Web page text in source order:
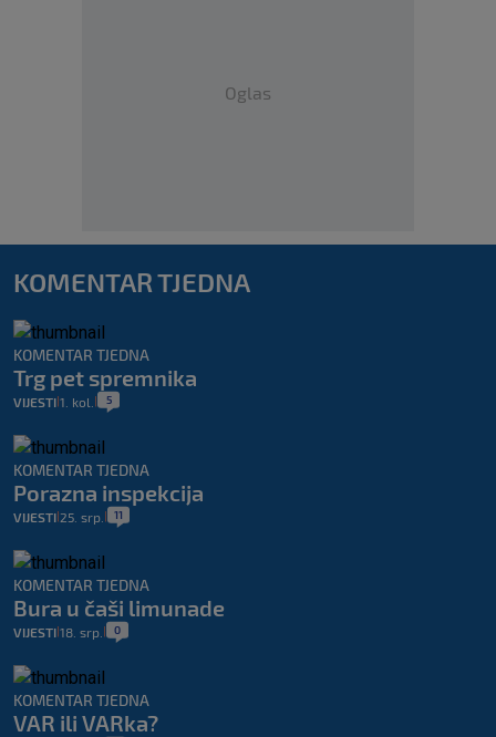
Oglas
KOMENTAR TJEDNA
KOMENTAR TJEDNA
Trg pet spremnika
VIJESTI 1. kol. 5
KOMENTAR TJEDNA
Porazna inspekcija
VIJESTI 25. srp. 11
KOMENTAR TJEDNA
Bura u čaši limunade
VIJESTI 18. srp. 0
KOMENTAR TJEDNA
VAR ili VARka?